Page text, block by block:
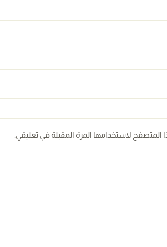
المتصفح لاستخدامها المرة المقبلة في تعليقي.